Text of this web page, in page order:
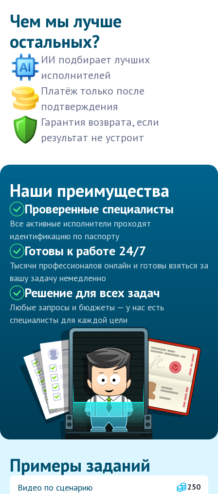
Чем мы лучше
остальных?
ИИ подбирает лучших
исполнителей
Платёж только после
подтверждения
Гарантия возврата, если
результат не устроит
Наши преимущества
Проверенные специалисты
Все активные исполнители проходят
идентификацию по паспорту
Готовы к работе 24/7
Тысячи профессионалов онлайн и готовы взяться за
вашу задачу немедленно
Решение для всех задач
Любые запросы и бюджеты — у нас есть
специалисты для каждой цели
Примеры заданий
Видео по сценарию
250